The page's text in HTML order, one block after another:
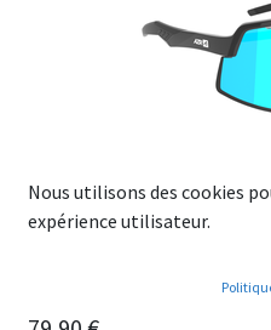
Lunettes AZR SPEED RX
Nous utilisons des cookies
expérience utilisateur.